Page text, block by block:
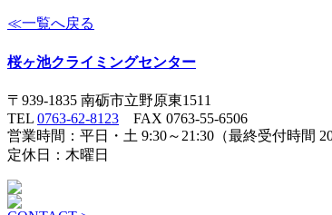
≪一覧へ戻る
桜ヶ池クライミングセンター
〒939-1835 南砺市立野原東1511
TEL 0763-62-8123 FAX 0763-55-6506
営業時間：平日・土 9:30～21:30（最終受付時間
定休日：木曜日